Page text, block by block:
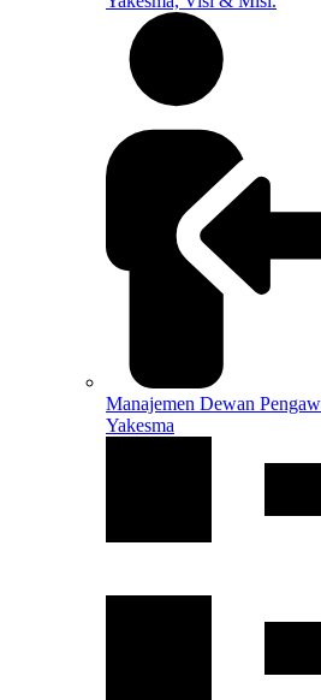
Manajemen Dewan
Yakesma